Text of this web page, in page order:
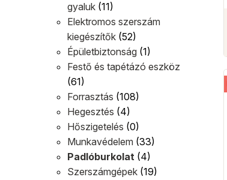
gyaluk (11)
Elektromos szerszám
kiegészítők (52)
Épületbiztonság (1)
Festő és tapétázó eszköz
(61)
Forrasztás (108)
Hegesztés (4)
Hőszigetelés (0)
Munkavédelem (33)
Padlóburkolat (4)
Szerszámgépek (19)